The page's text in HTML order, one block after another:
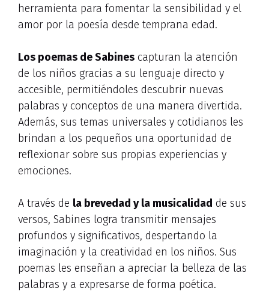
herramienta para fomentar la sensibilidad y el
amor por la poesía desde temprana edad.
Los poemas de Sabines capturan la atención
de los niños gracias a su lenguaje directo y
accesible, permitiéndoles descubrir nuevas
palabras y conceptos de una manera divertida.
Además, sus temas universales y cotidianos les
brindan a los pequeños una oportunidad de
reflexionar sobre sus propias experiencias y
emociones.
A través de la brevedad y la musicalidad de sus
versos, Sabines logra transmitir mensajes
profundos y significativos, despertando la
imaginación y la creatividad en los niños. Sus
poemas les enseñan a apreciar la belleza de las
palabras y a expresarse de forma poética.